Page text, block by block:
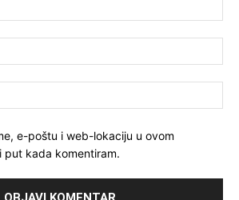
e-poštu i web-lokaciju u ovom
put kada komentiram.